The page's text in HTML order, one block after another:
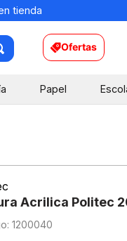
tienda
Ofertas
Papel
Acrilica Politec
: 1200040